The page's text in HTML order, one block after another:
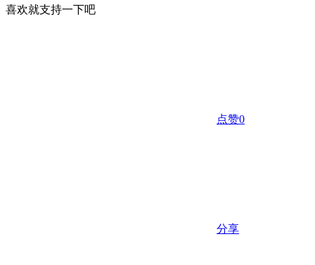
喜欢就支持一下吧
点赞0
分享